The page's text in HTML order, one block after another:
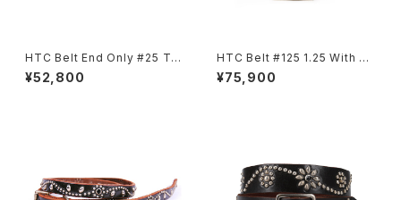
HTC Belt End Only #25 TQ
LG 1.25
¥52,800
HTC Belt #125 1.25 With En
d
¥75,900